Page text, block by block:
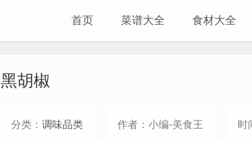
首页 菜谱大全 食材大全
黑胡椒
分类： 调味品类 作者：小编-美食王 时